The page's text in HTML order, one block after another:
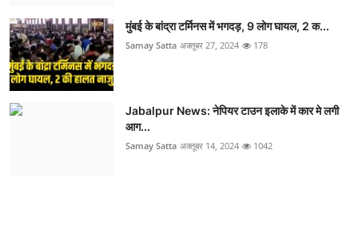
मुंबई के बांद्रा टर्मिनस में भगदड़, 9 लोग घायल, 2 क...
Samay Satta अक्तूबर 27, 2024 178
Jabalpur News: नेपियर टाउन इलाके में कार मे लगी
आग...
Samay Satta अक्तूबर 14, 2024 1042